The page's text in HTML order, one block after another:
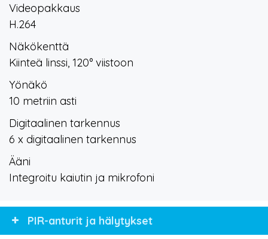
Videopakkaus
H.264
Näkökenttä
Kiinteä linssi, 120° viistoon
Yönäkö
10 metriin asti
Digitaalinen tarkennus
6 x digitaalinen tarkennus
Ääni
Integroitu kaiutin ja mikrofoni
PIR-anturit ja hälytykset